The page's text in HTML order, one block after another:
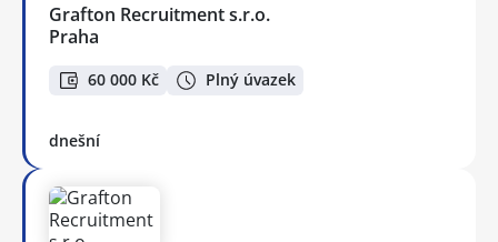
Grafton Recruitment s.r.o.
Praha
60 000 Kč Plný úvazek
dnešní